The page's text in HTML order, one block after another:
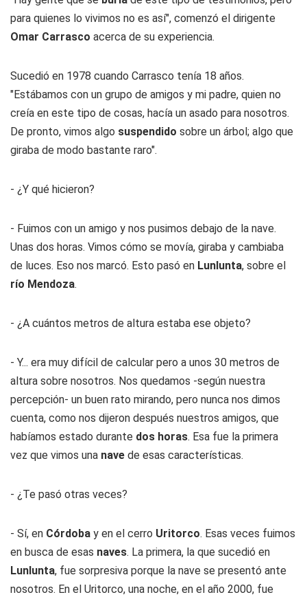
para quienes lo vivimos no es así", comenzó el dirigente
Omar Carrasco acerca de su experiencia.
Sucedió en 1978 cuando Carrasco tenía 18 años.
"Estábamos con un grupo de amigos y mi padre, quien no
creía en este tipo de cosas, hacía un asado para nosotros.
De pronto, vimos algo suspendido sobre un árbol; algo que
giraba de modo bastante raro".
- ¿Y qué hicieron?
- Fuimos con un amigo y nos pusimos debajo de la nave.
Unas dos horas. Vimos cómo se movía, giraba y cambiaba
de luces. Eso nos marcó. Esto pasó en Lunlunta, sobre el
río Mendoza.
- ¿A cuántos metros de altura estaba ese objeto?
- Y... era muy difícil de calcular pero a unos 30 metros de
altura sobre nosotros. Nos quedamos -según nuestra
percepción- un buen rato mirando, pero nunca nos dimos
cuenta, como nos dijeron después nuestros amigos, que
habíamos estado durante dos horas. Esa fue la primera
vez que vimos una nave de esas características.
- ¿Te pasó otras veces?
- Sí, en Córdoba y en el cerro Uritorco. Esas veces fuimos
en busca de esas naves. La primera, la que sucedió en
Lunlunta, fue sorpresiva porque la nave se presentó ante
nosotros. En el Uritorco, una noche, en el año 2000, fue